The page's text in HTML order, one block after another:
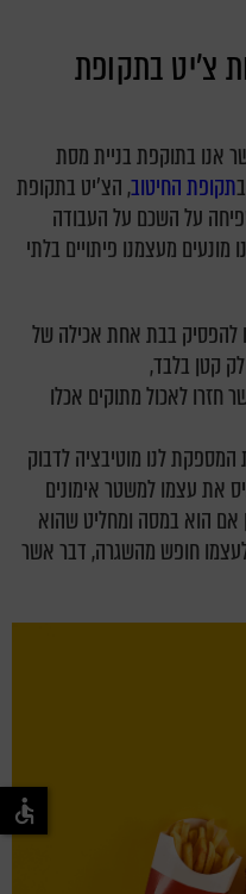
צ'יט בתקופת
אנו בתוקפת בניית מסת
תקופת החיטוב, הצ'יט בתקופת
על השכם על העבודה
מעצמנו פיתויים בלתי
להפסיק בבת אחת אכילה של
קטן בלבד,
חזרו לאכול מתוקים אכלו
לנו מוטיבציה לדבוק
את עצמו למשטר אימונים
אם הוא במסה ומחליט שהוא
חופש מהשגרה, דבר אשר